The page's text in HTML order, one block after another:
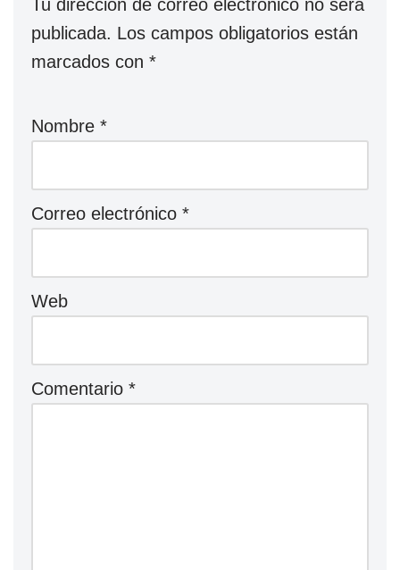
Tu dirección de correo electrónico no será
publicada. Los campos obligatorios están
marcados con *
Nombre *
Correo electrónico *
Web
Comentario *